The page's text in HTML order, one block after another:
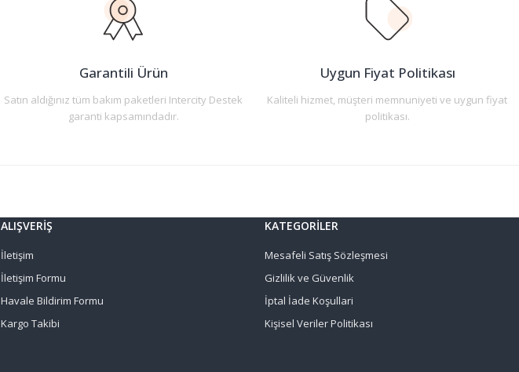
Garantili Ürün
Satın aldığınız tüm bakım paketleri Intercity Destek
garanti kapsamındadır.
Uygun Fiyat Politikası
Kaliteli hizmet, müşteri memnuniyeti ve uygun fiyat
politikası.
ALIŞVERİŞ
İletişim
İletişim Formu
Havale Bildirim Formu
Kargo Takibi
KATEGORİLER
Mesafeli Satış Sözleşmesi
Gizlilik ve Güvenlik
İptal İade Koşullari
Kişisel Veriler Politikası